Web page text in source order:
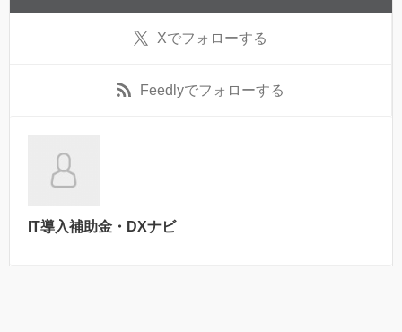
Xでフォローする
Feedlyでフォローする
IT導入補助金・DXナビ